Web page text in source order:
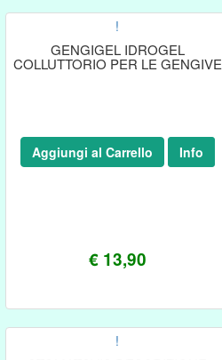
!
GENGIGEL IDROGEL
COLLUTTORIO PER LE GENGIVE
€ 13,90
Aggiungi al Carrello Info
!